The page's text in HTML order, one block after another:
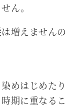
ん。
増えませんの
めはじめたり
期に重なるこ